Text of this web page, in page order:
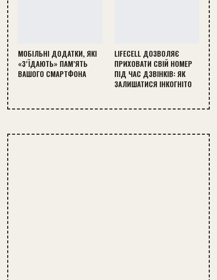
МОБІЛЬНІ ДОДАТКИ, ЯКІ
«З’ЇДАЮТЬ» ПАМ’ЯТЬ
ВАШОГО СМАРТФОНА
LIFECELL ДОЗВОЛЯЄ
ПРИХОВАТИ СВІЙ НОМЕР
ПІД ЧАС ДЗВІНКІВ: ЯК
ЗАЛИШАТИСЯ ІНКОГНІТО